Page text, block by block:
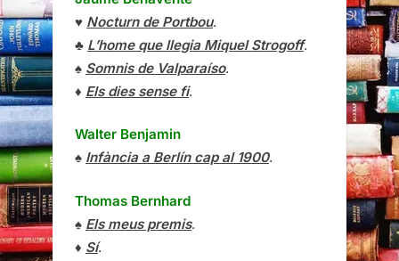
♥ Nocturn de Portbou.
♣ L’home que llegia Miquel Strogoff.
♠ Somnis de Valparaíso.
♦ Els dies sense fi.
Walter Benjamin
♠ Infància a Berlín cap al 1900.
Thomas Bernhard
♠ Els meus premis.
♦ Sí.